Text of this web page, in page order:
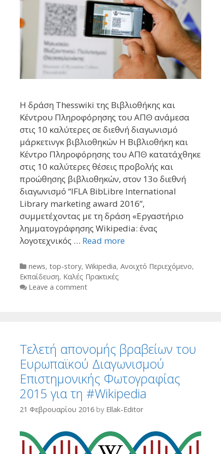
Η δράση Thesswiki της Βιβλιοθήκης και
Κέντρου Πληροφόρησης του ΑΠΘ ανάμεσα
στις 10 καλύτερες σε διεθνή διαγωνισμό
μάρκετινγκ βιβλιοθηκών Η Βιβλιοθήκη και
Κέντρο Πληροφόρησης του ΑΠΘ κατατάχθηκε
στις 10 καλύτερες θέσεις προβολής και
προώθησης βιβλιοθηκών, στον 13ο διεθνή
διαγωνισμό “IFLA BibLibre International
Library marketing award 2016”,
συμμετέχοντας με τη δράση «Εργαστήριο
λημματογράφησης Wikipedia: ένας
λογοτεχνικός … Read more
Categories
news, top-story, Wikipedia, Ανοιχτό Περιεχόμενο,
Εκπαίδευση, Καλές Πρακτικές
Leave a comment
Τελετή απονομής βραβείων του
Ευρωπαϊκού Διαγωνισμού
Επιστημονικής Φωτογραφίας
2015 για τη #Wikipedia
21 Φεβρουαρίου 2016 by Ellak-Editor